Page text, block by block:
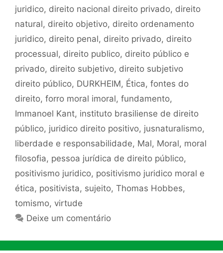
juridico, direito nacional direito privado, direito
natural, direito objetivo, direito ordenamento
juridico, direito penal, direito privado, direito
processual, direito publico, direito público e
privado, direito subjetivo, direito subjetivo
direito público, DURKHEIM, Ética, fontes do
direito, forro moral imoral, fundamento,
Immanoel Kant, instituto brasiliense de direito
público, juridico direito positivo, jusnaturalismo,
liberdade e responsabilidade, Mal, Moral, moral
filosofia, pessoa jurídica de direito público,
positivismo juridico, positivismo juridico moral e
ética, positivista, sujeito, Thomas Hobbes,
tomismo, virtude
Deixe um comentário